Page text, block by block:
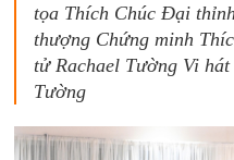
tọa Thích Chúc Đại
thượng Chứng minh
tử Rachael Tường Vi
Tường